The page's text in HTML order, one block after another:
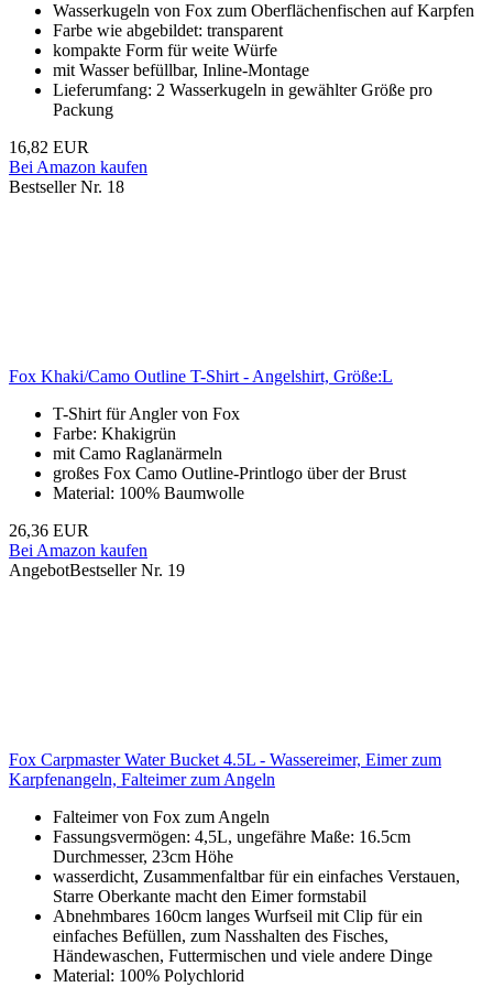
Wasserkugeln von Fox zum Oberflächenfischen auf Karpfen
Farbe wie abgebildet: transparent
kompakte Form für weite Würfe
mit Wasser befüllbar, Inline-Montage
Lieferumfang: 2 Wasserkugeln in gewählter Größe pro
Packung
16,82 EUR
Bei Amazon kaufen
Bestseller Nr. 18
Fox Khaki/Camo Outline T-Shirt - Angelshirt, Größe:L
T-Shirt für Angler von Fox
Farbe: Khakigrün
mit Camo Raglanärmeln
großes Fox Camo Outline-Printlogo über der Brust
Material: 100% Baumwolle
26,36 EUR
Bei Amazon kaufen
AngebotBestseller Nr. 19
Fox Carpmaster Water Bucket 4.5L - Wassereimer, Eimer zum
Karpfenangeln, Falteimer zum Angeln
Falteimer von Fox zum Angeln
Fassungsvermögen: 4,5L, ungefähre Maße: 16.5cm
Durchmesser, 23cm Höhe
wasserdicht, Zusammenfaltbar für ein einfaches Verstauen,
Starre Oberkante macht den Eimer formstabil
Abnehmbares 160cm langes Wurfseil mit Clip für ein
einfaches Befüllen, zum Nasshalten des Fisches,
Händewaschen, Futtermischen und viele andere Dinge
Material: 100% Polychlorid